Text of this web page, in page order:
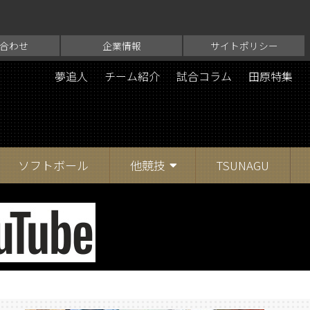
わせ 企業情報 サイトポリシー
夢追人 チーム紹介 試合コラム 田原特集
ソフトボール 他競技 TSUNAGU